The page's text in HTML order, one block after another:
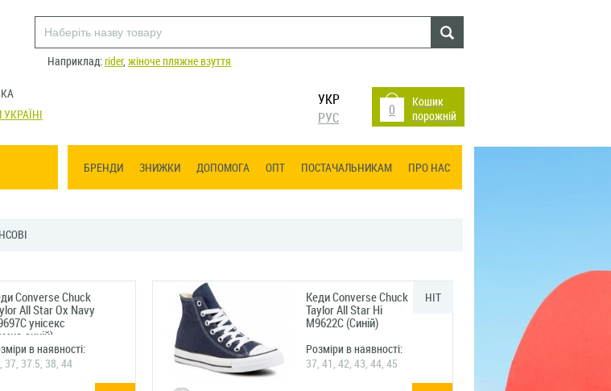
Наприклад:rider, жіноче пляжне взуття
УКРАЇНІ
0
Кошик
порожній
УКР
РУС
БРЕНДИ ЗНИЖКИ ДОПОМОГА ОПТ ПОСТАЧАЛЬНИКАМ ПРО НАС
Converse Chuck
All Star Ox Navy
унісекс
синій)
в наявності:
37, 37.5, 38, 44
HIT
Кеди Converse Chuck
Taylor All Star Hi
M9622C (Синій)
Розміри в наявності:
37, 41, 42, 43, 44, 45